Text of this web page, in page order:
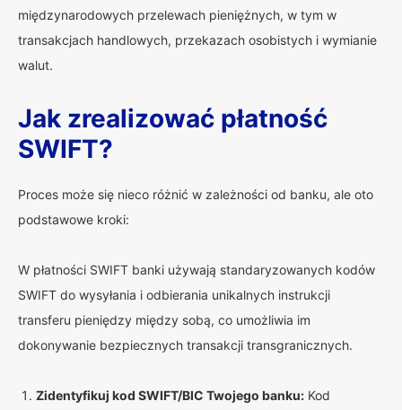
międzynarodowych przelewach pieniężnych, w tym w
transakcjach handlowych, przekazach osobistych i wymianie
walut.
Jak zrealizować płatność
SWIFT?
Proces może się nieco różnić w zależności od banku, ale oto
podstawowe kroki:
W płatności SWIFT banki używają standaryzowanych kodów
SWIFT do wysyłania i odbierania unikalnych instrukcji
transferu pieniędzy między sobą, co umożliwia im
dokonywanie bezpiecznych transakcji transgranicznych.
Zidentyfikuj kod SWIFT/BIC Twojego banku: Kod